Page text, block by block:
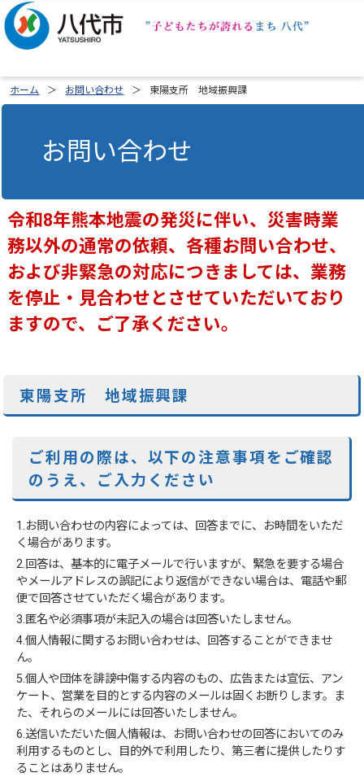
ホーム お問い合わせ 東陽支所 地域振興課
お問い合わせ
令和8年熊本地震の発災に伴い、災害時業
務以外の通常の依頼、各種お問い合わせ、
および非緊急の対応につきましては、業務
を停止・見合わせとさせていただいており
ますので、ご了承ください。
東陽支所 地域振興課
ご利用の際は、以下の注意事項をご確認
のうえ、ご入力ください
1.お問い合わせの内容によっては、回答までに、お時間をいただ
く場合があります。
2.回答は、基本的に電子メールで行いますが、緊急を要する場合
やメールアドレスの誤記により返信ができない場合は、電話や郵
便で回答させていただく場合があります。
3.匿名や必須事項が未記入の場合は回答いたしません。
4.個人情報に関するお問い合わせは、回答することができませ
ん。
5.個人や団体を誹謗中傷する内容のもの、広告または宣伝、アン
ケート、営業を目的とする内容のメールは固くお断りします。ま
た、それらのメールには回答いたしません。
6.送信いただいた個人情報は、お問い合わせの回答においてのみ
利用するものとし、目的外で利用したり、第三者に提供したりす
ることはありません。